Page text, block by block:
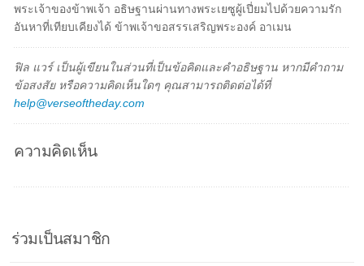
พระเจ้าของข้าพเจ้า อธิษฐานผ่านทางพระเยซูผู้เปี่ยมไปด้วยความรัก
อันหาที่เทียบเคียงได้ ข้าพเจ้าขอสรรเสริญพระองค์ อาเมน
ฟิล แวร์ เป็นผู้เขียนในส่วนที่เป็นข้อคิดและคำอธิษฐาน หากมีคำถาม
ข้อสงสัย หรือความคิดเห็นใดๆ คุณสามารถติดต่อได้ที่
help@verseoftheday.com
ความคิดเห็น
ร่วมเป็นสมาชิก